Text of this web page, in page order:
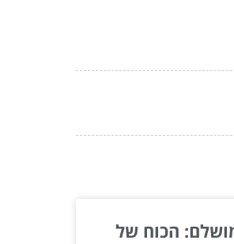
הכוח של